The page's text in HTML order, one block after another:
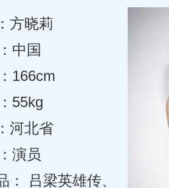
晓莉
国
北省
员
吕梁英雄传、